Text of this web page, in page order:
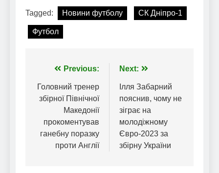
Tagged: Новини футболу СК Дніпро-1
Футбол
Навігація
записів
Previous:
Головний тренер
збірної Північної
Македонії
прокоментував
ганебну поразку
проти Англії
Next:
Ілля Забарний
пояснив, чому не
зіграє на
молодіжному
Євро-2023 за
збірну України